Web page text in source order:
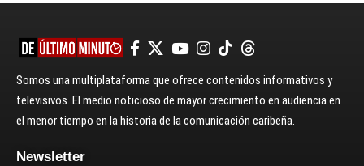
Somos una multiplataforma que ofrece contenidos informativos y
televisivos. El medio noticioso de mayor crecimiento en audiencia en
el menor tiempo en la historia de la comunicación caribeña.
Newsletter